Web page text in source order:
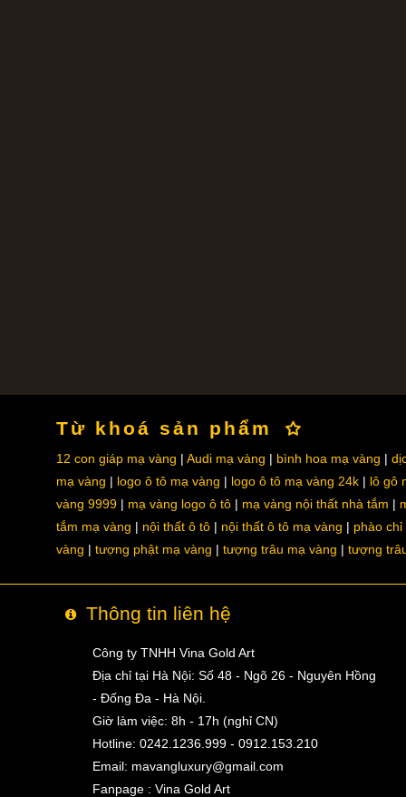
Từ khoá sản phẩm
12 con giáp mạ vàng Audi mạ vàng bình hoa mạ vàng
mạ vàng
logo ô tô mạ vàng logo ô tô mạ vàng 24k
lô gô
vàng 9999
mạ vàng logo ô tô mạ vàng nội thất nhà tắm
tắm mạ vàng
nội thất ô tô nội thất ô tô mạ vàng
phào chỉ
vàng
tượng phật mạ vàng tượng trâu mạ vàng tượng
Thông tin liên hệ
Công ty TNHH Vina Gold Art
Địa chỉ tại Hà Nội: Số 48 - Ngõ 26 - Nguyên Hồng
- Đống Đa - Hà Nội.
Giờ làm việc: 8h - 17h (nghỉ CN)
Hotline: 0242.1236.999 - 0912.153.210
Email: mavangluxury@gmail.com
Fanpage : Vina Gold Art